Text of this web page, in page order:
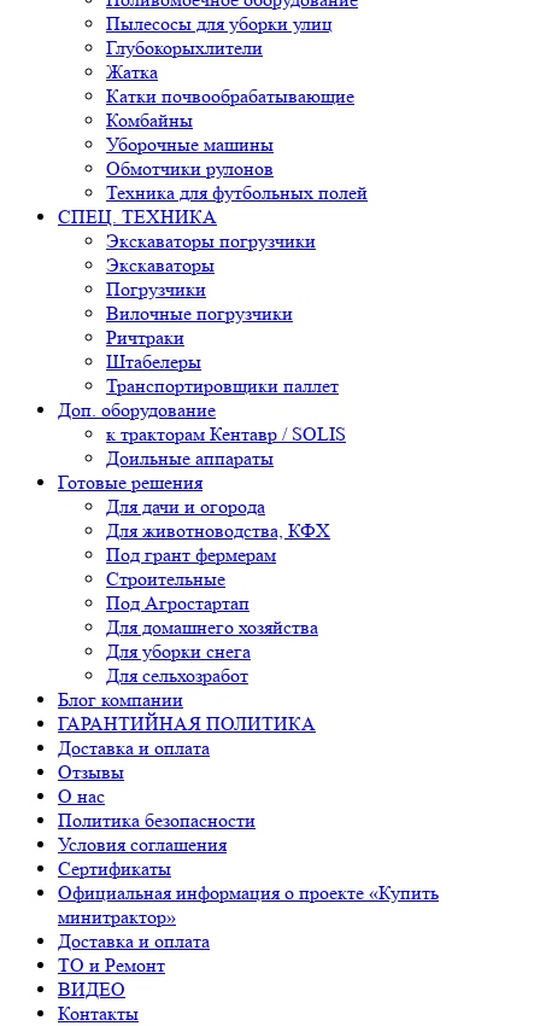
Пылесосы для уборки улиц
Глубокорыхлители
Жатка
Катки почвообрабатывающие
Комбайны
Уборочные машины
Обмотчики рулонов
Техника для футбольных полей
СПЕЦ. ТЕХНИКА
Экскаваторы погрузчики
Экскаваторы
Погрузчики
Вилочные погрузчики
Ричтраки
Штабелеры
Транспортировщики паллет
Доп. оборудование
к тракторам Кентавр / SOLIS
Доильные аппараты
Готовые решения
Для дачи и огорода
Для животноводства, КФХ
Под грант фермерам
Строительные
Под Агростартап
Для домашнего хозяйства
Для уборки снега
Для сельхозработ
Блог компании
ГАРАНТИЙНАЯ ПОЛИТИКА
Доставка и оплата
Отзывы
О нас
Политика безопасности
Условия соглашения
Сертификаты
Официальная информация о проекте «Купить
минитрактор»
Доставка и оплата
ТО и Ремонт
ВИДЕО
Контакты